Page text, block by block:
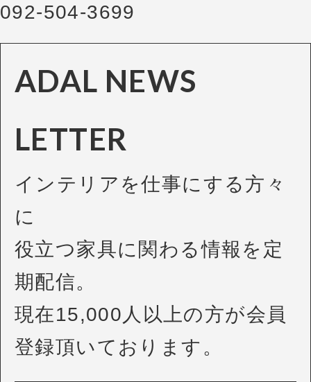
092-504-3699
ADAL NEWS
LETTER
インテリアを仕事にする方々
に
役立つ家具に関わる情報を定
期配信。
現在15,000人以上の方が会員
登録頂いております。